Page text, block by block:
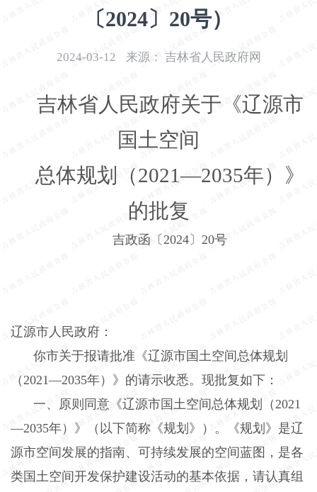
〔2024〕20号）
2024-03-12 来源： 吉林省人民政府网
吉林省人民政府关于《辽源市
国土空间
总体规划（2021—2035年）》
的批复
吉政函〔2024〕20号
辽源市人民政府：
你市关于报请批准《辽源市国土空间总体规划
（2021—2035年）》的请示收悉。现批复如下：
一、原则同意《辽源市国土空间总体规划（2021
—2035年）》（以下简称《规划》）。《规划》是辽
源市空间发展的指南、可持续发展的空间蓝图，是各
类国土空间开发保护建设活动的基本依据，请认真组